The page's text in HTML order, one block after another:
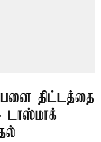
திட்டத்தை